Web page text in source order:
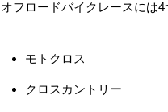
オフロードバイクレースには4
モトクロス
クロスカントリー